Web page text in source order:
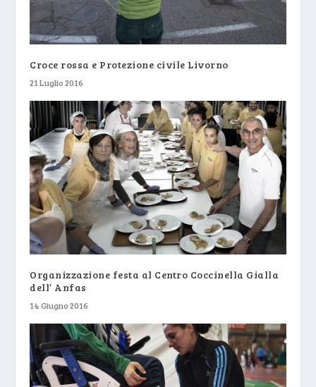
Croce rossa e Protezione civile Livorno
21 Luglio 2016
Organizzazione festa al Centro Coccinella Gialla
dell’ Anfas
14 Giugno 2016